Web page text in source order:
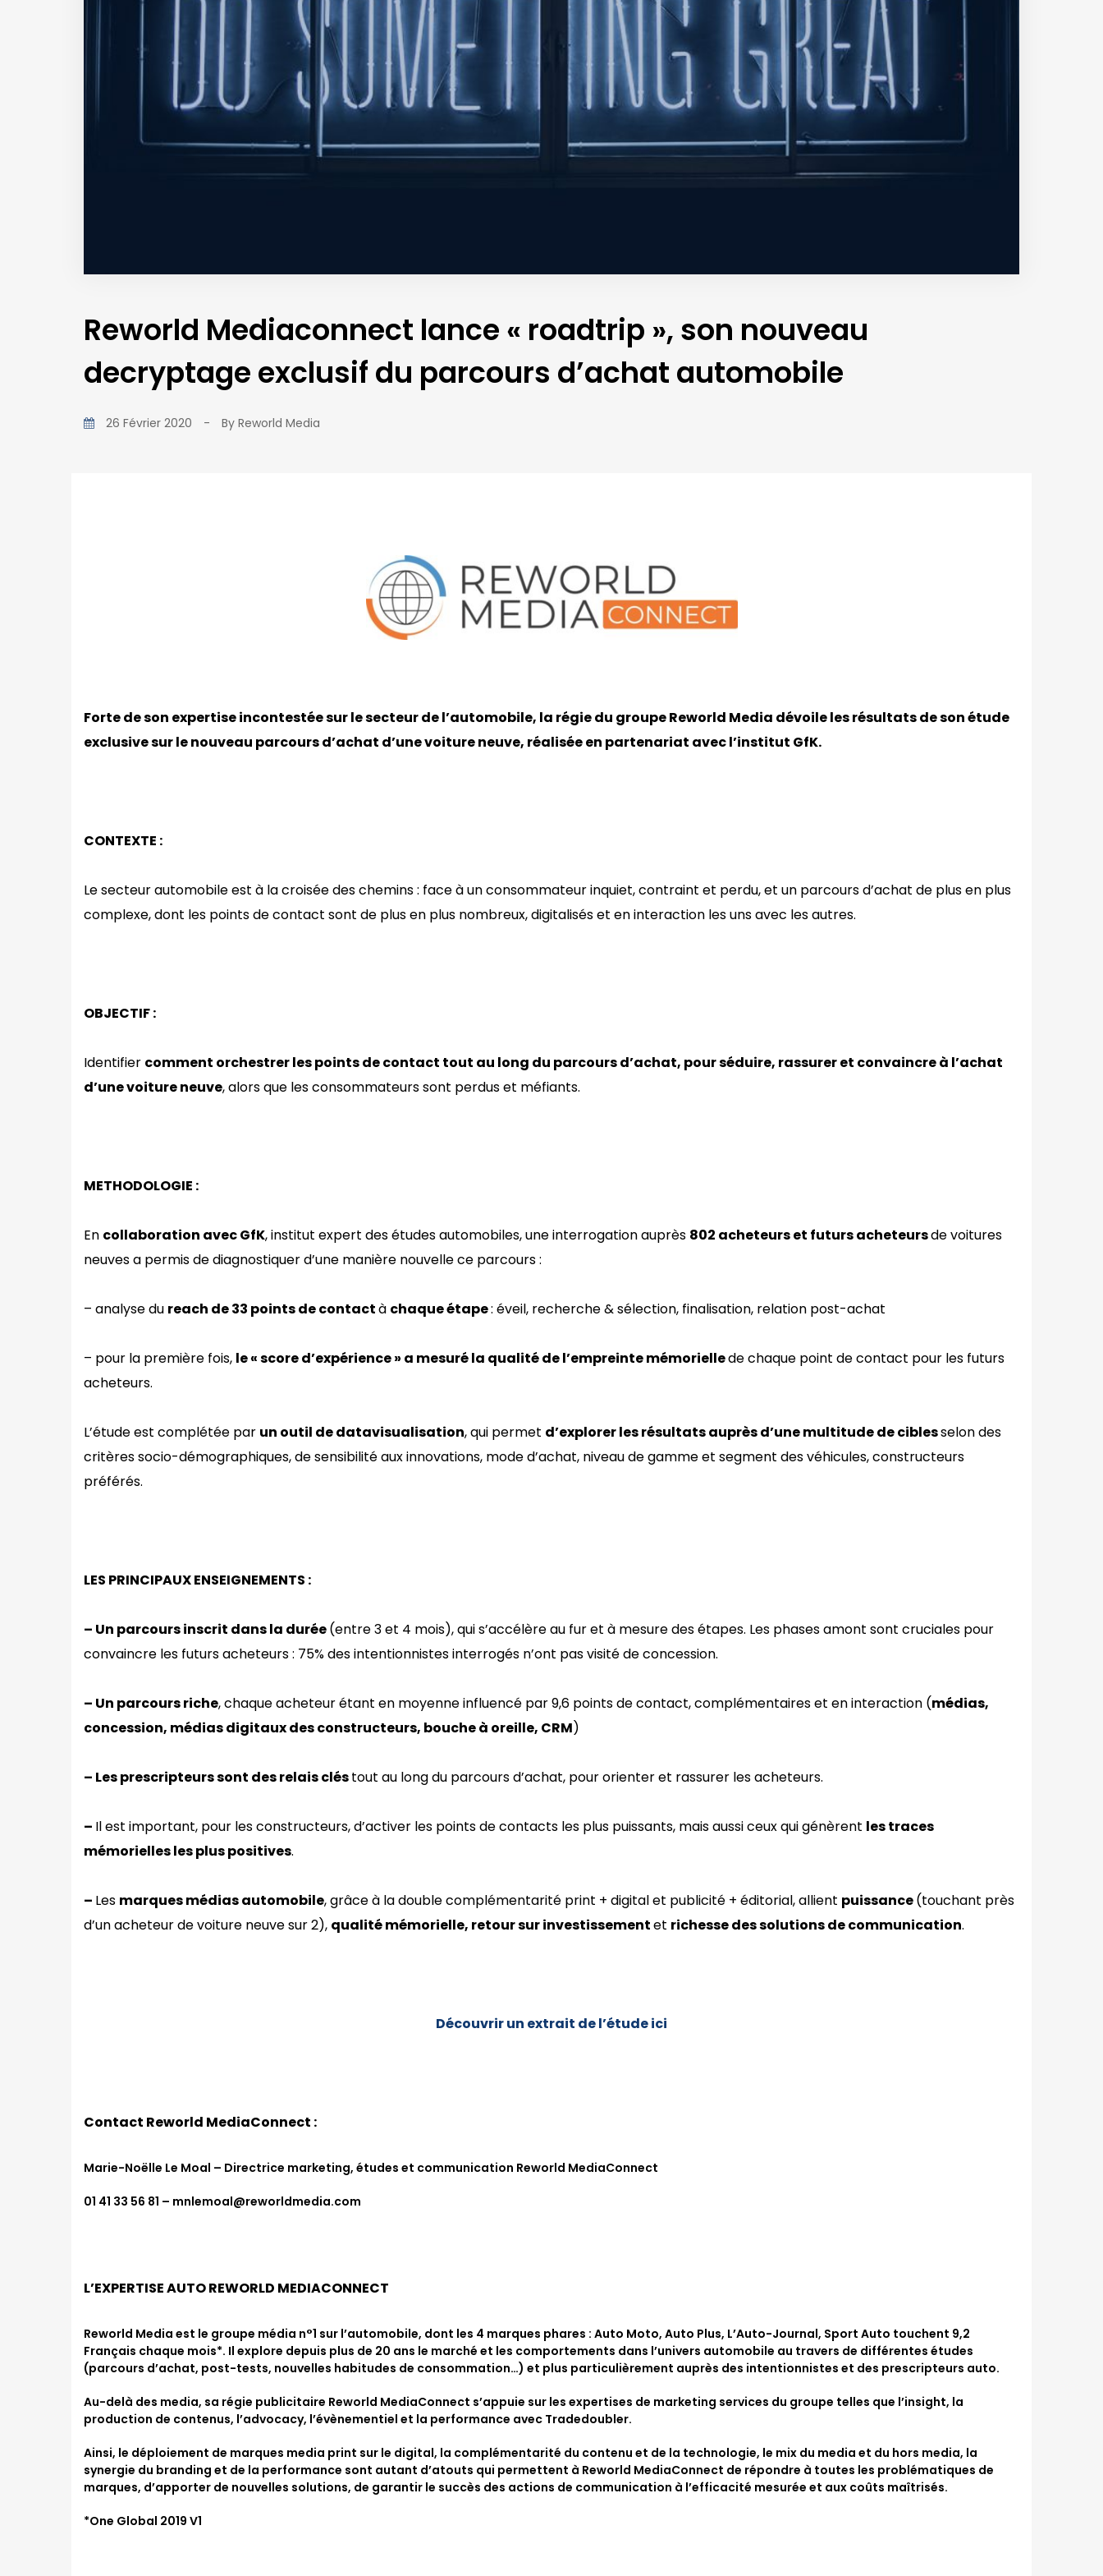
Reworld Mediaconnect lance « roadtrip », son nouveau
decryptage exclusif du parcours d’achat automobile
26 Février 2020 - By Reworld Media
Forte de son expertise incontestée sur le secteur de l’automobile, la régie du groupe Reworld Media dévoile les résultats de son étude
exclusive sur le nouveau parcours d’achat d’une voiture neuve, réalisée en partenariat avec l’institut GfK.
CONTEXTE :
Le secteur automobile est à la croisée des chemins : face à un consommateur inquiet, contraint et perdu, et un parcours d’achat de plus en plus
complexe, dont les points de contact sont de plus en plus nombreux, digitalisés et en interaction les uns avec les autres.
OBJECTIF :
Identifier comment orchestrer les points de contact tout au long du parcours d’achat, pour séduire, rassurer et convaincre à l’achat
d’une voiture neuve, alors que les consommateurs sont perdus et méfiants.
METHODOLOGIE :
En collaboration avec GfK, institut expert des études automobiles, une interrogation auprès 802 acheteurs et futurs acheteursde voitures
neuves a permis de diagnostiquer d’une manière nouvelle ce parcours :
– analyse du reach de 33 points de contactà chaque étape: éveil, recherche & sélection, finalisation, relation post-achat
– pour la première fois, le « score d’expérience » a mesuré la qualité de l’empreinte mémoriellede chaque point de contact pour les futurs
acheteurs.
L’étude est complétée par un outil de datavisualisation, qui permet d’explorer les résultats auprès d’une multitude de ciblesselon des
critères socio-démographiques, de sensibilité aux innovations, mode d’achat, niveau de gamme et segment des véhicules, constructeurs
préférés.
LES PRINCIPAUX ENSEIGNEMENTS :
– Un parcours inscrit dans la durée(entre 3 et 4 mois), qui s’accélère au fur et à mesure des étapes. Les phases amont sont cruciales pour
convaincre les futurs acheteurs : 75% des intentionnistes interrogés n’ont pas visité de concession.
– Un parcours riche, chaque acheteur étant en moyenne influencé par 9,6 points de contact, complémentaires et en interaction (médias,
concession, médias digitaux des constructeurs, bouche à oreille, CRM)
– Les prescripteurs sont des relais cléstout au long du parcours d’achat, pour orienter et rassurer les acheteurs.
– Il est important, pour les constructeurs, d’activer les points de contacts les plus puissants, mais aussi ceux qui génèrent les traces
mémorielles les plus positives.
– Les marques médias automobile, grâce à la double complémentarité print + digital et publicité + éditorial, allient puissance(touchant près
d’un acheteur de voiture neuve sur 2), qualité mémorielle, retour sur investissementet richesse des solutions de communication.
Découvrir un extrait de l’étude ici
Contact Reworld MediaConnect :
Marie-Noëlle Le Moal – Directrice marketing, études et communication Reworld MediaConnect
01 41 33 56 81 – mnlemoal@reworldmedia.com
L’EXPERTISE AUTO REWORLD MEDIACONNECT
Reworld Media est le groupe média n°1 sur l’automobile, dont les 4 marques phares : Auto Moto, Auto Plus, L’Auto-Journal, Sport Auto touchent 9,2
Français chaque mois*. Il explore depuis plus de 20 ans le marché et les comportements dans l’univers automobile au travers de différentes études
(parcours d’achat, post-tests, nouvelles habitudes de consommation…) et plus particulièrement auprès des intentionnistes et des prescripteurs auto.
Au-delà des media, sa régie publicitaire Reworld MediaConnect s’appuie sur les expertises de marketing services du groupe telles que l’insight, la
production de contenus, l’advocacy, l’évènementiel et la performance avec Tradedoubler.
Ainsi, le déploiement de marques media print sur le digital, la complémentarité du contenu et de la technologie, le mix du media et du hors media, la
synergie du branding et de la performance sont autant d’atouts qui permettent à Reworld MediaConnect de répondre à toutes les problématiques de
marques, d’apporter de nouvelles solutions, de garantir le succès des actions de communication à l’efficacité mesurée et aux coûts maîtrisés.
*One Global 2019 V1